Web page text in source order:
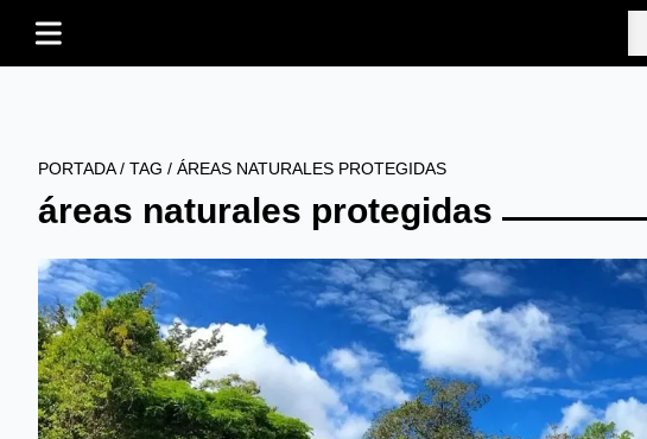
PORTADA/ TAG / ÁREAS NATURALES PROTEGIDAS
áreas naturales protegidas